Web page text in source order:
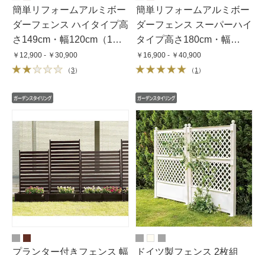
簡単リフォームアルミボー
ダーフェンス ハイタイプ高
さ149cm・幅120cm（1
枚）
￥12,900 - ￥30,900
（3）
簡単リフォームアルミボー
ダーフェンス スーパーハイ
タイプ高さ180cm・幅
120cm（1枚）
￥16,900 - ￥40,900
（ 1 ）
プランター付きフェンス 幅
ドイツ製フェンス 2枚組